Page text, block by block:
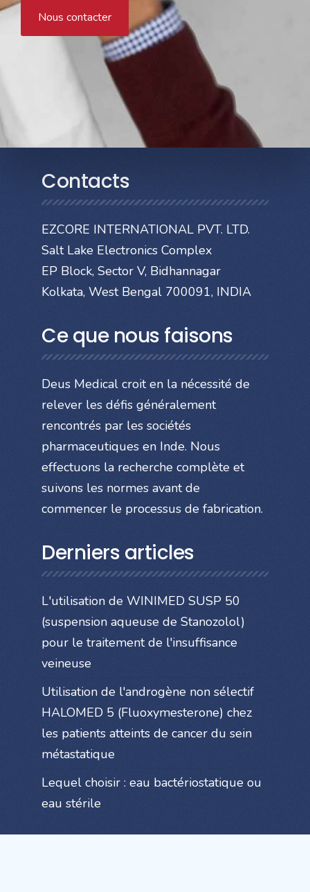
Nous contacter
Contacts
EZCORE INTERNATIONAL PVT. LTD.
Salt Lake Electronics Complex
EP Block, Sector V, Bidhannagar
Kolkata, West Bengal 700091, INDIA
Ce que nous faisons
Deus Medical croit en la nécessité de
relever les défis généralement
rencontrés par les sociétés
pharmaceutiques en Inde. Nous
effectuons la recherche complète et
suivons les normes avant de
commencer le processus de fabrication.
Derniers articles
L'utilisation de WINIMED SUSP 50
(suspension aqueuse de Stanozolol)
pour le traitement de l'insuffisance
veineuse
Utilisation de l'androgène non sélectif
HALOMED 5 (Fluoxymesterone) chez
les patients atteints de cancer du sein
métastatique
Lequel choisir : eau bactériostatique ou
eau stérile